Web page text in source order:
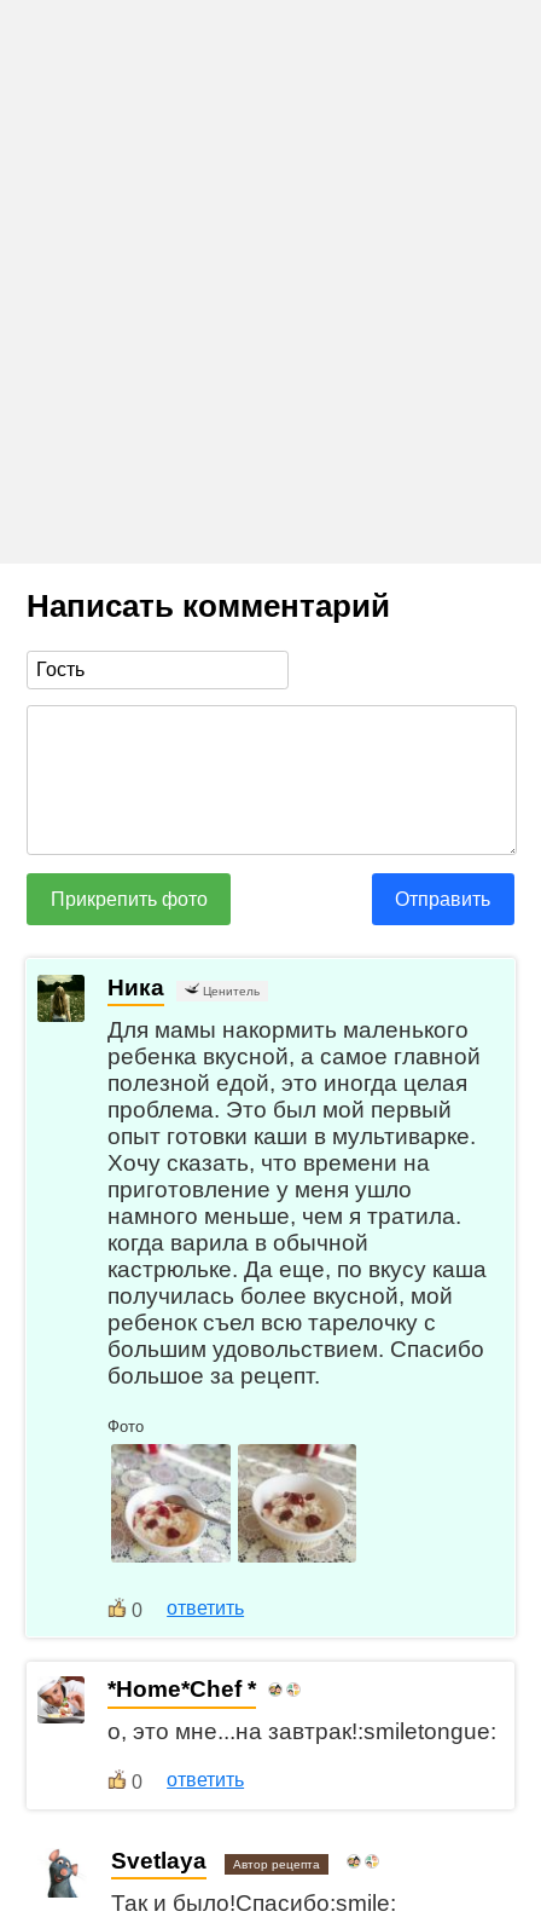
Написать комментарий
Прикрепить фото Отправить
Ника Ценитель
Для мамы накормить маленького
ребенка вкусной, а самое главной
полезной едой, это иногда целая
проблема. Это был мой первый
опыт готовки каши в мультиварке.
Хочу сказать, что времени на
приготовление у меня ушло
намного меньше, чем я тратила.
когда варила в обычной
кастрюльке. Да еще, по вкусу каша
получилась более вкусной, мой
ребенок съел всю тарелочку с
большим удовольствием. Спасибо
большое за рецепт.
Фото
0 ответить
*Home*Chef *
о, это мне...на завтрак!:smiletongue:
0 ответить
Svetlaya Автор рецепта
Так и было!Спасибо:smile: